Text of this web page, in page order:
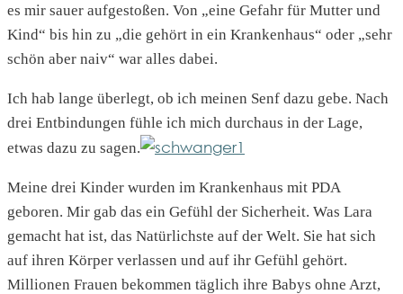
es mir sauer aufgestoßen. Von „eine Gefahr für Mutter und
Kind“ bis hin zu „die gehört in ein Krankenhaus“ oder „sehr
schön aber naiv“ war alles dabei.
Ich hab lange überlegt, ob ich meinen Senf dazu gebe. Nach
drei Entbindungen fühle ich mich durchaus in der Lage,
etwas dazu zu sagen.
Meine drei Kinder wurden im Krankenhaus mit PDA
geboren. Mir gab das ein Gefühl der Sicherheit. Was Lara
gemacht hat ist, das Natürlichste auf der Welt. Sie hat sich
auf ihren Körper verlassen und auf ihr Gefühl gehört.
Millionen Frauen bekommen täglich ihre Babys ohne Arzt,